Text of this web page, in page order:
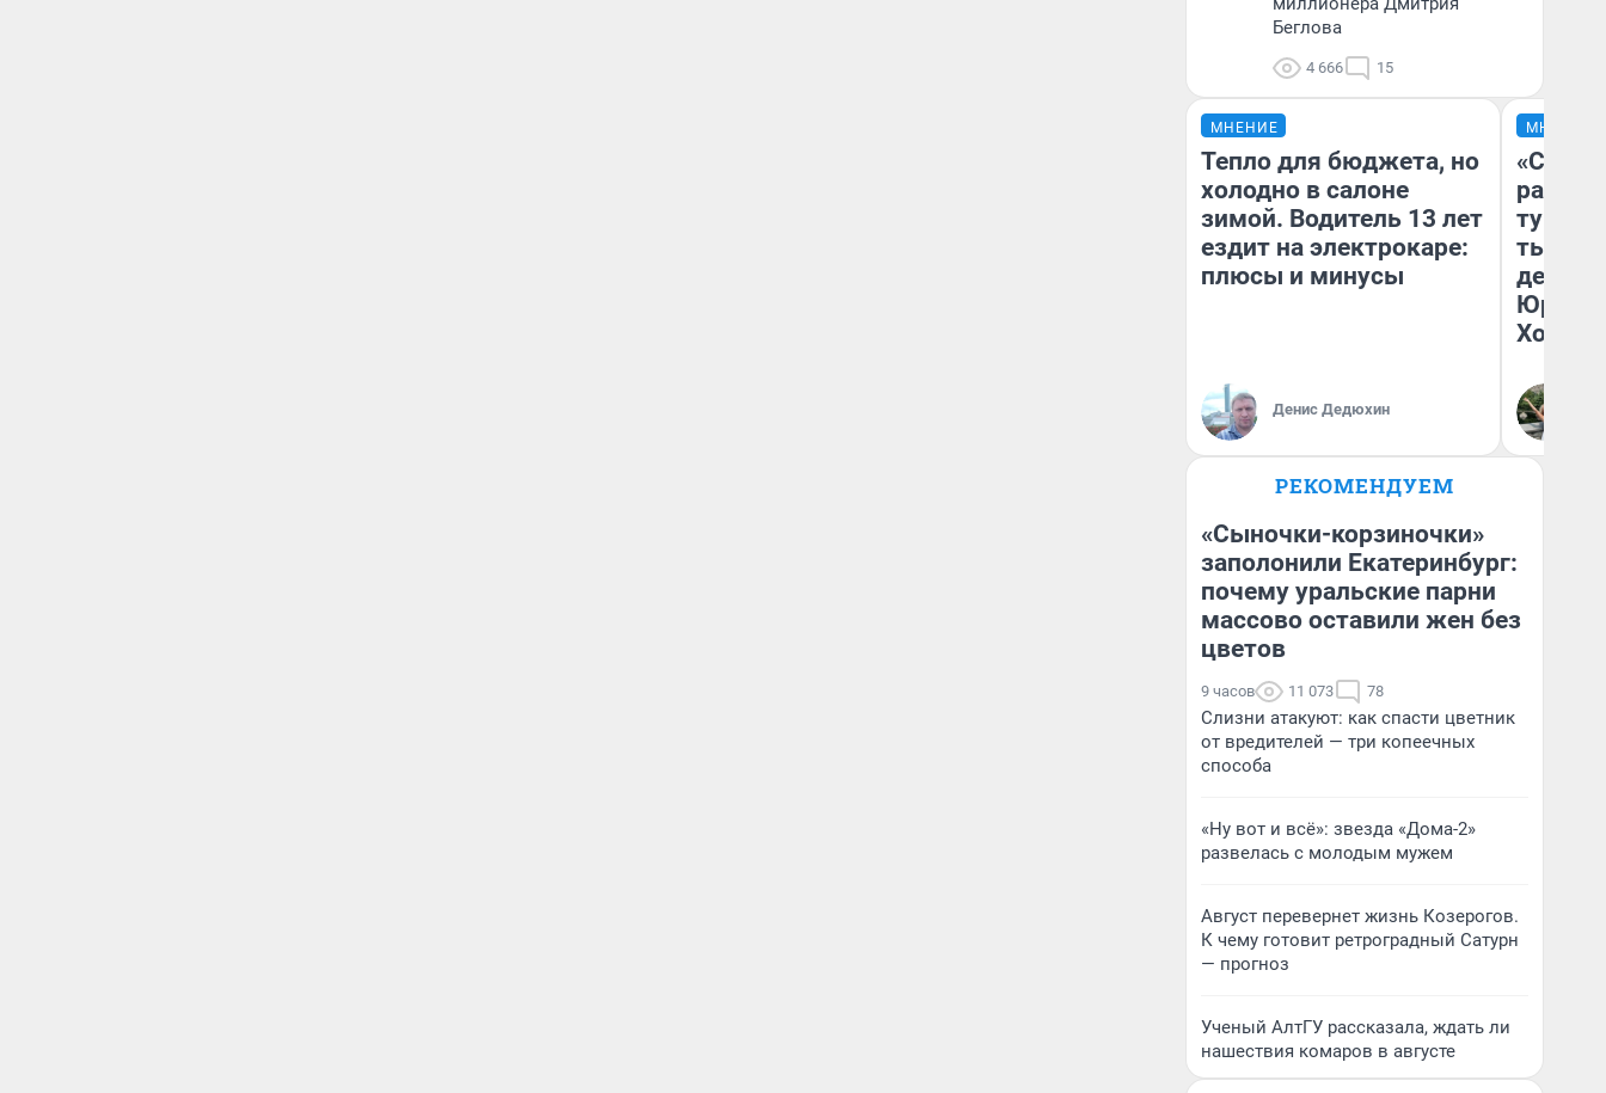
Беглова
4 666 15
МНЕНИЕ
Тепло для бюджета, но
холодно в салоне
зимой. Водитель 13 лет
ездит на электрокаре:
плюсы и минусы
Денис Дедюхин
МНЕНИЕ
тысяч,
день
РЕКОМЕНДУЕМ
«Сыночки-корзиночки»
заполонили Екатеринбург:
почему уральские парни
массово оставили жен без
цветов
9 часов 11 073 78
Слизни атакуют: как спасти цветник
от вредителей — три копеечных
способа
«Ну вот и всё»: звезда «Дома-2»
развелась с молодым мужем
Август перевернет жизнь Козерогов.
К чему готовит ретроградный Сатурн
— прогноз
Ученый АлтГУ рассказала, ждать ли
нашествия комаров в августе